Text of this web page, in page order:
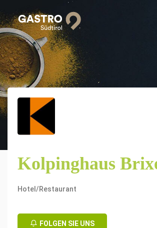
Kolpinghaus
Hotel/Restaurant
FOLGEN SIE UNS